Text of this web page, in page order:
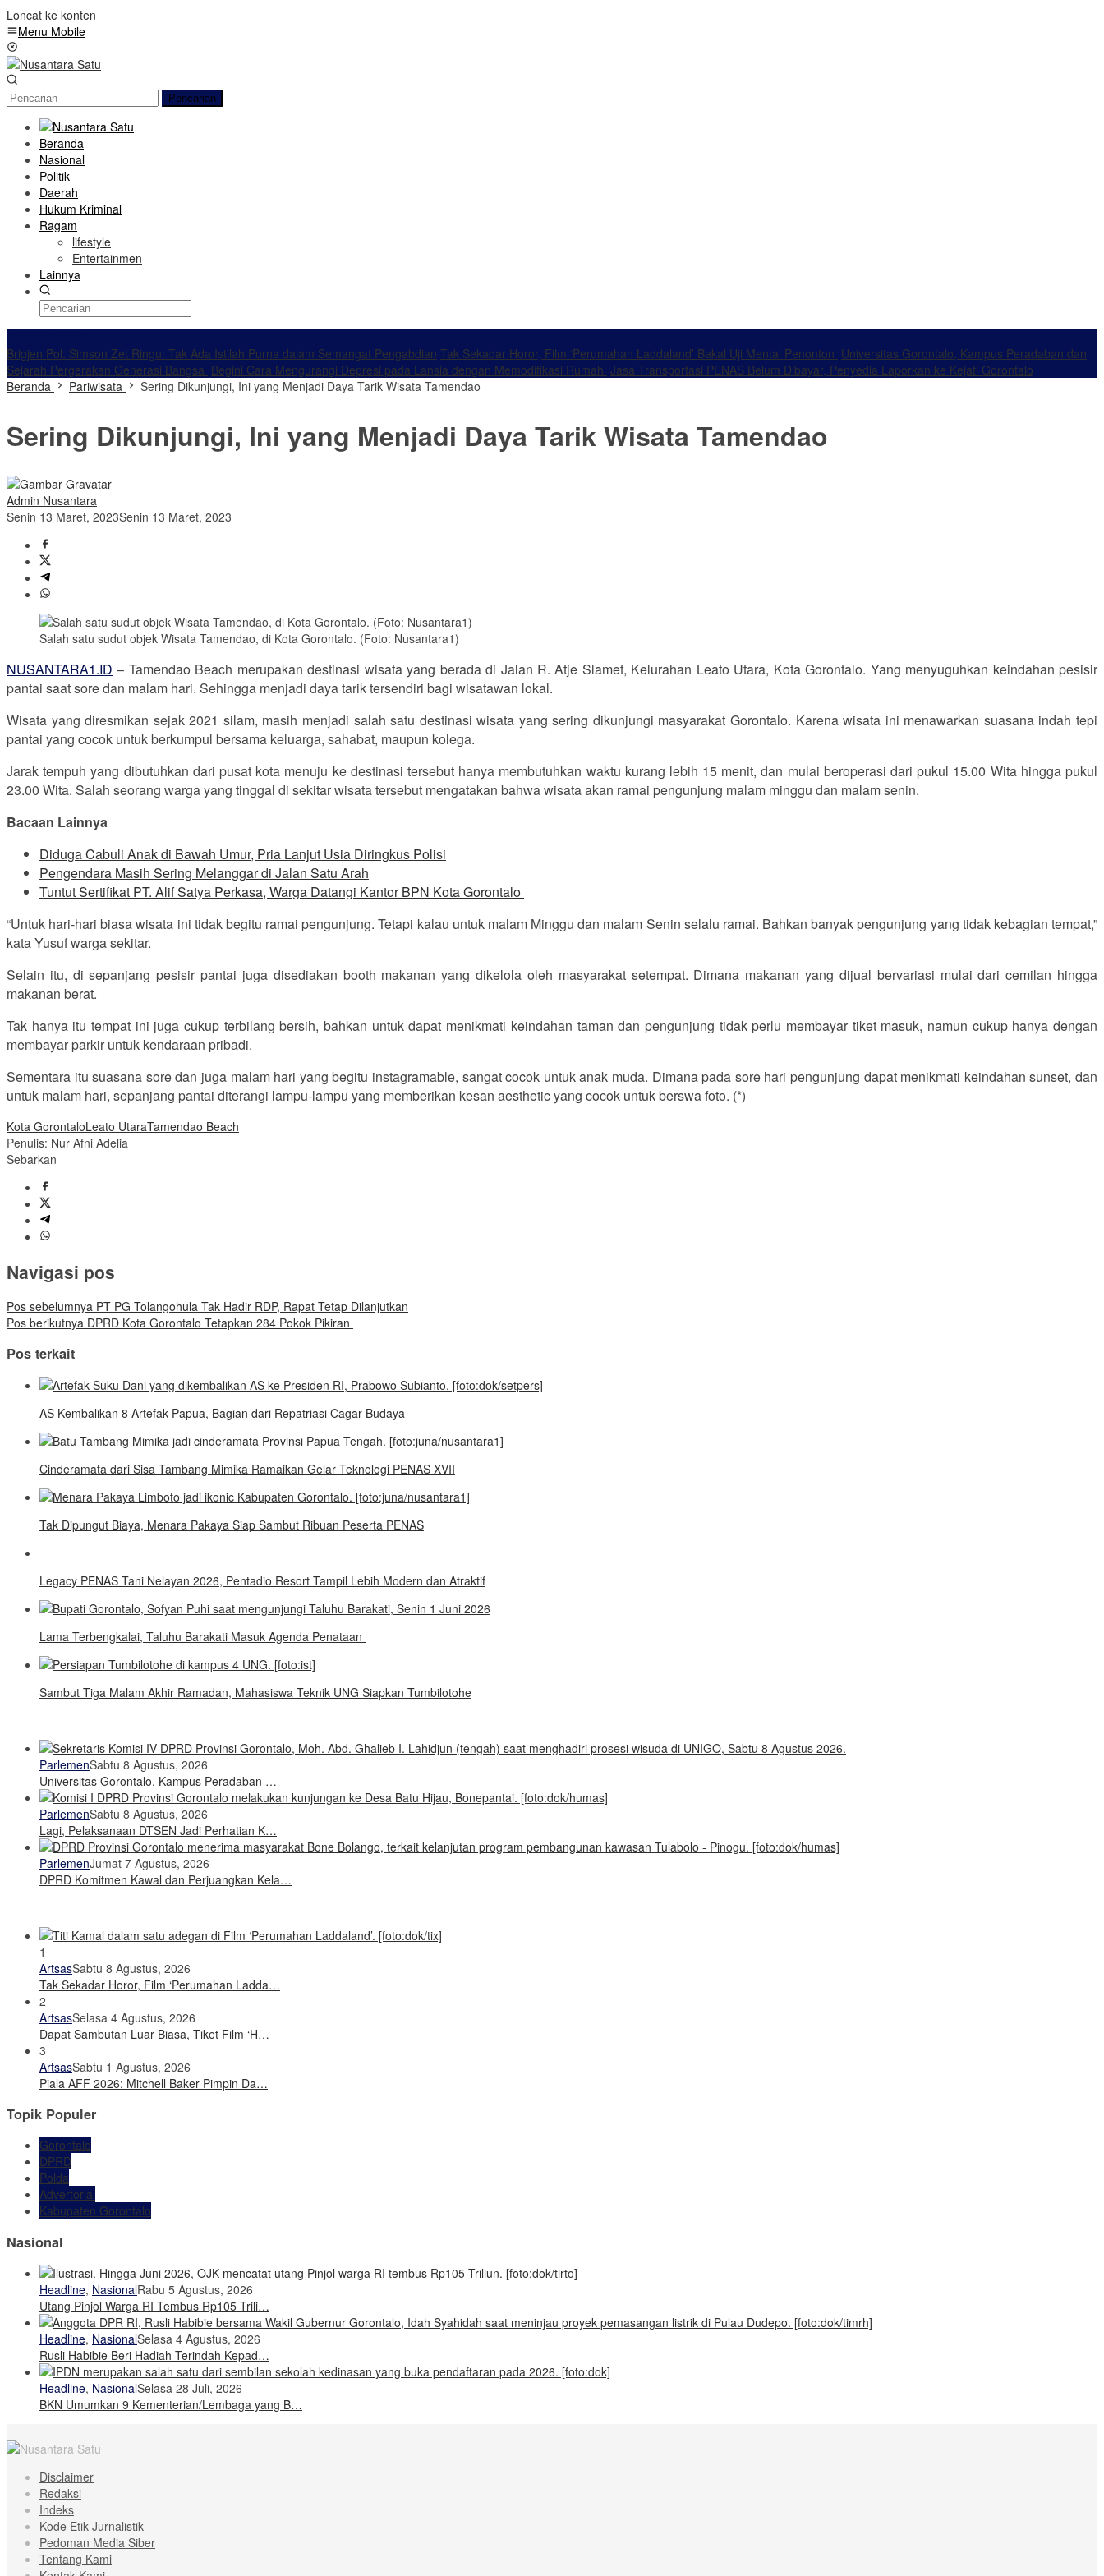
Loncat ke konten
Menu Mobile
Pencarian
Beranda
Nasional
Politik
Daerah
Hukum Kriminal
Ragam
lifestyle
Entertainmen
Lainnya
Brigjen Pol. Simson Zet Ringu: Tak Ada Istilah Purna dalam Semangat Pengabdian Tak Sekadar Horor, Film ‘Perumahan Laddaland’ Bakal Uji Mental Penonton Universitas Gorontalo, Kampus Peradaban dan
Sejarah Pergerakan Generasi Bangsa Begini Cara Mengurangi Depresi pada Lansia dengan Memodifikasi Rumah Jasa Transportasi PENAS Belum Dibayar, Penyedia Laporkan ke Kejati Gorontalo
Beranda
Pariwisata Sering Dikunjungi, Ini yang Menjadi Daya Tarik Wisata Tamendao
Sering Dikunjungi, Ini yang Menjadi Daya Tarik Wisata Tamendao
Admin Nusantara
Senin 13 Maret, 2023Senin 13 Maret, 2023
Salah satu sudut objek Wisata Tamendao, di Kota Gorontalo. (Foto: Nusantara1)
NUSANTARA1.ID – Tamendao Beach merupakan destinasi wisata yang berada di Jalan R. Atje Slamet, Kelurahan Leato Utara, Kota Gorontalo. Yang menyuguhkan keindahan pesisir
pantai saat sore dan malam hari. Sehingga menjadi daya tarik tersendiri bagi wisatawan lokal.
Wisata yang diresmikan sejak 2021 silam, masih menjadi salah satu destinasi wisata yang sering dikunjungi masyarakat Gorontalo. Karena wisata ini menawarkan suasana indah tepi
pantai yang cocok untuk berkumpul bersama keluarga, sahabat, maupun kolega.
Jarak tempuh yang dibutuhkan dari pusat kota menuju ke destinasi tersebut hanya membutuhkan waktu kurang lebih 15 menit, dan mulai beroperasi dari pukul 15.00 Wita hingga pukul
23.00 Wita. Salah seorang warga yang tinggal di sekitar wisata tersebut mengatakan bahwa wisata akan ramai pengunjung malam minggu dan malam senin.
Bacaan Lainnya
Diduga Cabuli Anak di Bawah Umur, Pria Lanjut Usia Diringkus Polisi
Pengendara Masih Sering Melanggar di Jalan Satu Arah
Tuntut Sertifikat PT. Alif Satya Perkasa, Warga Datangi Kantor BPN Kota Gorontalo
“Untuk hari-hari biasa wisata ini tidak begitu ramai pengunjung. Tetapi kalau untuk malam Minggu dan malam Senin selalu ramai. Bahkan banyak pengunjung yang tidak kebagian tempat,”
kata Yusuf warga sekitar.
Selain itu, di sepanjang pesisir pantai juga disediakan booth makanan yang dikelola oleh masyarakat setempat. Dimana makanan yang dijual bervariasi mulai dari cemilan hingga
makanan berat.
Tak hanya itu tempat ini juga cukup terbilang bersih, bahkan untuk dapat menikmati keindahan taman dan pengunjung tidak perlu membayar tiket masuk, namun cukup hanya dengan
membayar parkir untuk kendaraan pribadi.
Sementara itu suasana sore dan juga malam hari yang begitu instagramable, sangat cocok untuk anak muda. Dimana pada sore hari pengunjung dapat menikmati keindahan sunset, dan
untuk malam hari, sepanjang pantai diterangi lampu-lampu yang memberikan kesan aesthetic yang cocok untuk berswa foto. (*)
Kota GorontaloLeato UtaraTamendao Beach
Penulis: Nur Afni Adelia
Sebarkan
Navigasi pos
Pos sebelumnya PT PG Tolangohula Tak Hadir RDP, Rapat Tetap Dilanjutkan
Pos berikutnya DPRD Kota Gorontalo Tetapkan 284 Pokok Pikiran
Pos terkait
AS Kembalikan 8 Artefak Papua, Bagian dari Repatriasi Cagar Budaya
Cinderamata dari Sisa Tambang Mimika Ramaikan Gelar Teknologi PENAS XVII
Tak Dipungut Biaya, Menara Pakaya Siap Sambut Ribuan Peserta PENAS
Legacy PENAS Tani Nelayan 2026, Pentadio Resort Tampil Lebih Modern dan Atraktif
Lama Terbengkalai, Taluhu Barakati Masuk Agenda Penataan
Sambut Tiga Malam Akhir Ramadan, Mahasiswa Teknik UNG Siapkan Tumbilotohe
ParlemenSabtu 8 Agustus, 2026
Universitas Gorontalo, Kampus Peradaban …
ParlemenSabtu 8 Agustus, 2026
Lagi, Pelaksanaan DTSEN Jadi Perhatian K…
ParlemenJumat 7 Agustus, 2026
DPRD Komitmen Kawal dan Perjuangkan Kela…
1
ArtsasSabtu 8 Agustus, 2026
Tak Sekadar Horor, Film ‘Perumahan Ladda…
2
ArtsasSelasa 4 Agustus, 2026
Dapat Sambutan Luar Biasa, Tiket Film ‘H…
3
ArtsasSabtu 1 Agustus, 2026
Piala AFF 2026: Mitchell Baker Pimpin Da…
Topik Populer
Gorontalo
DPRD
Polda
Advertorial
Kabupaten Gorontalo
Nasional
Headline, NasionalRabu 5 Agustus, 2026
Utang Pinjol Warga RI Tembus Rp105 Trili…
Headline, NasionalSelasa 4 Agustus, 2026
Rusli Habibie Beri Hadiah Terindah Kepad…
Headline, NasionalSelasa 28 Juli, 2026
BKN Umumkan 9 Kementerian/Lembaga yang B…
Disclaimer
Redaksi
Indeks
Kode Etik Jurnalistik
Pedoman Media Siber
Tentang Kami